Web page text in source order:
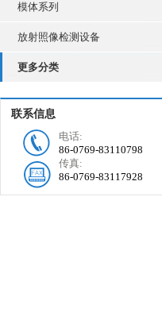
模体系列
放射照像检测设备
更多分类
联系信息
电话:
86-0769-83110798
传真:
86-0769-83117928